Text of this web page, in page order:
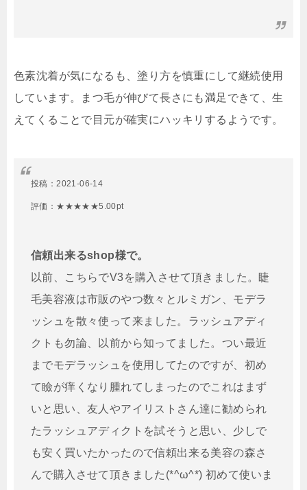
色素沈着が気になるも、塗り方を慎重にして継続使用
しています。まつ毛が伸びて長さにも満足できて、生
えてくることで目元が確実にハッキリするようです。
投稿：2021-06-14
評価：★★★★★5.00pt
信頼出来るshop様で。
以前、こちらでV3を購入させて頂きました。睫
毛美容液は市販のやつ数々とルミガン、モデラ
ッシュを散々使って来ました。ラッシュアディ
クトも勿論、以前から知ってました。つい最近
までモデラッシュを使用してたのですが、初め
て瞼が痒くなり腫れてしまったのでこれはまず
いと思い、友人やアイリストさん達に勧められ
たラッシュアディクトを試そうと思い、少しで
も安く買いたかったので信頼出来る美容の森さ
んで購入させて頂きました(*^ω^*) 初めて使いま